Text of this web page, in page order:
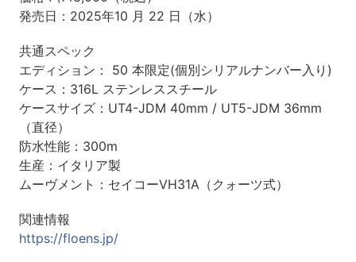
発売日：2025年10 月 22 日（水）
共通スペック
エディション： 50 本限定(個別シリアルナンバー入り)
ケース：316L ステンレススチール
ケースサイズ：UT4-JDM 40mm / UT5-JDM 36mm
（直径）
防水性能：300m
生産：イタリア製
ムーヴメント：セイコーVH31A（クォーツ式）
関連情報
https://floens.jp/